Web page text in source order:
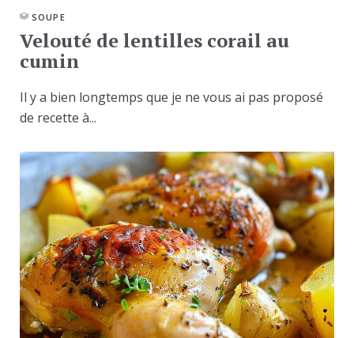
SOUPE
Velouté de lentilles corail au
cumin
Il y a bien longtemps que je ne vous ai pas proposé
de recette à...